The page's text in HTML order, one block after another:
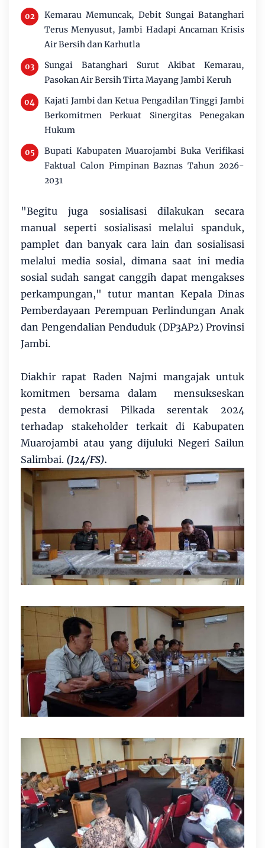
Kemarau Memuncak, Debit Sungai Batanghari
Terus Menyusut, Jambi Hadapi Ancaman Krisis
Air Bersih dan Karhutla
Sungai Batanghari Surut Akibat Kemarau,
Pasokan Air Bersih Tirta Mayang Jambi Keruh
Kajati Jambi dan Ketua Pengadilan Tinggi Jambi
Berkomitmen Perkuat Sinergitas Penegakan
Hukum
Bupati Kabupaten Muarojambi Buka Verifikasi
Faktual Calon Pimpinan Baznas Tahun 2026-
2031
"Begitu juga sosialisasi dilakukan secara
manual seperti sosialisasi melalui spanduk,
pamplet dan banyak cara lain dan sosialisasi
melalui media sosial, dimana saat ini media
sosial sudah sangat canggih dapat mengakses
perkampungan," tutur mantan Kepala Dinas
Pemberdayaan Perempuan Perlindungan Anak
dan Pengendalian Penduduk (DP3AP2) Provinsi
Jambi.
Diakhir rapat Raden Najmi mangajak untuk
komitmen bersama dalam mensukseskan
pesta demokrasi Pilkada serentak 2024
terhadap stakeholder terkait di Kabupaten
Muarojambi atau yang dijuluki Negeri Sailun
Salimbai. (J24/FS).